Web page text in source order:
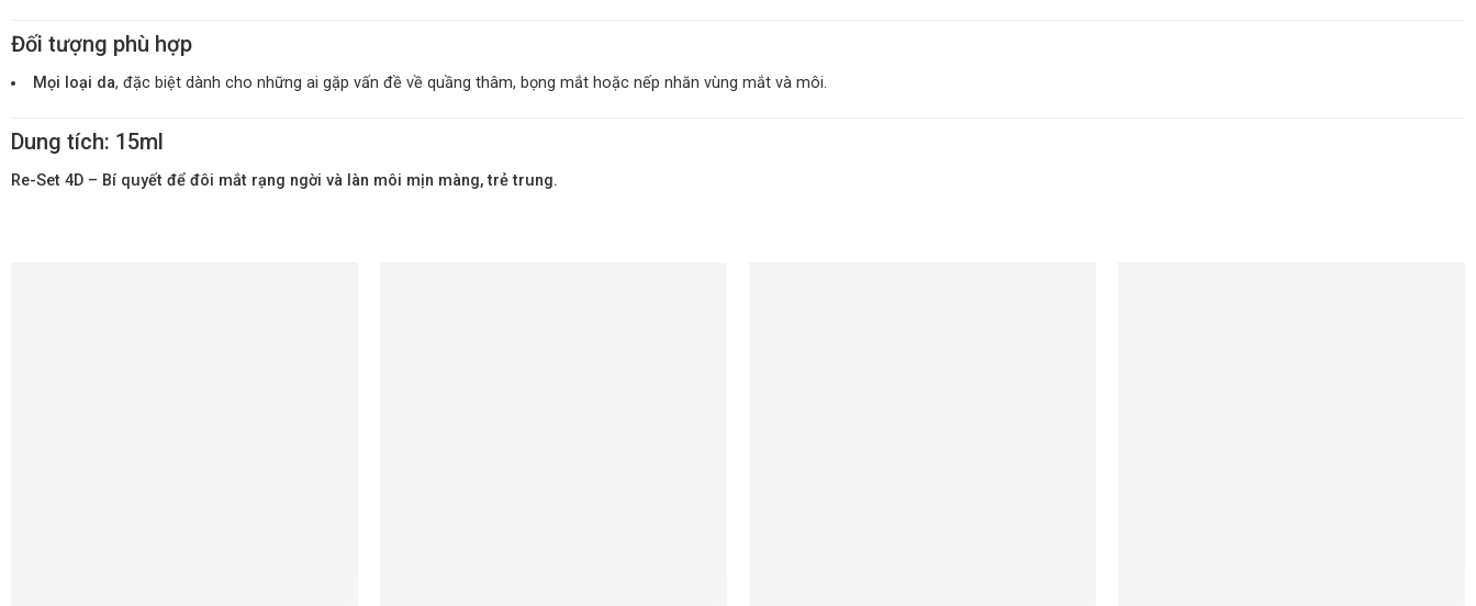
Đối tượng phù hợp
Mọi loại da, đặc biệt dành cho những ai gặp vấn đề về quầng thâm, bọng mắt hoặc nếp nhăn vùng mắt và môi.
Dung tích: 15ml
Re-Set 4D – Bí quyết để đôi mắt rạng ngời và làn môi mịn màng, trẻ trung.